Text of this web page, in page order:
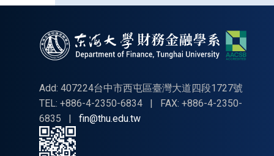
Add: 407224台中市西屯區臺灣大道四段1727號
TEL: +886-4-2350-6834
|
FAX: +886-4-2350-
6835
| fin@thu.edu.tw